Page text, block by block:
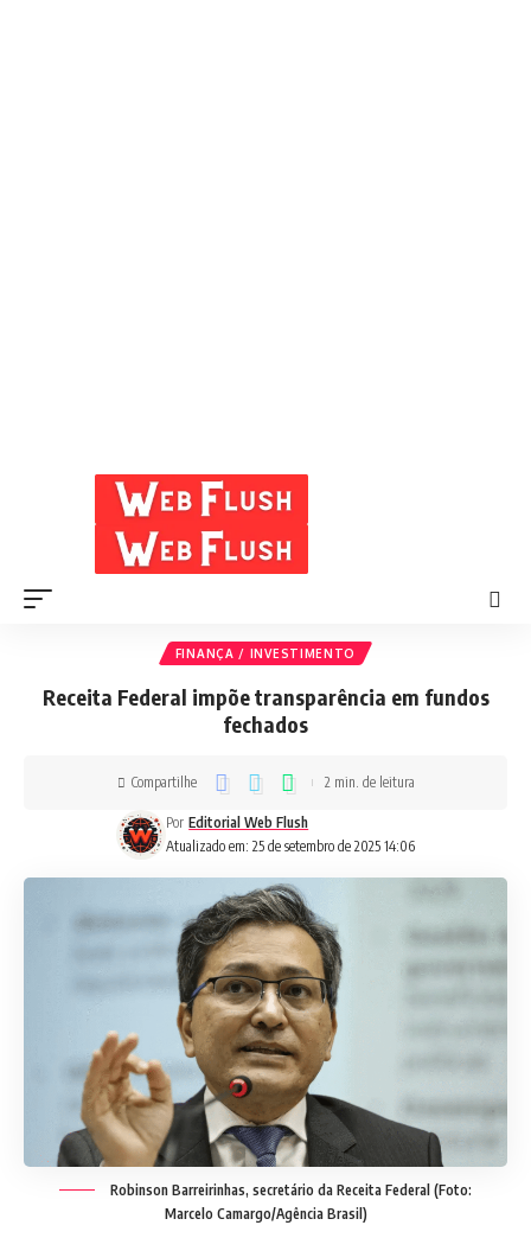
FINANÇA / INVESTIMENTO
Receita Federal impõe transparência em fundos
fechados
Atualizado em: 25 de setembro de 2025 14:06
Por Editorial Web Flush
Compartilhe 2 min. de leitura
Robinson Barreirinhas, secretário da Receita Federal (Foto:
Marcelo Camargo/Agência Brasil)